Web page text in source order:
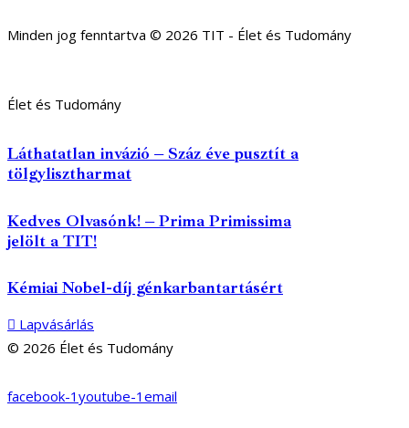
Minden jog fenntartva © 2026 TIT - Élet és Tudomány
Élet és Tudomány
Láthatatlan invázió – Száz éve pusztít a
tölgylisztharmat
Kedves Olvasónk! – Prima Primissima
jelölt a TIT!
Kémiai Nobel-díj génkarbantartásért
Lapvásárlás
© 2026 Élet és Tudomány
facebook-1 youtube-1 email